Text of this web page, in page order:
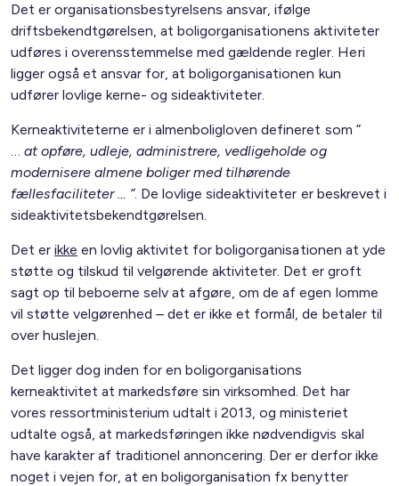
Det er organisationsbestyrelsens ansvar, ifølge
driftsbekendtgørelsen, at boligorganisationens aktiviteter
udføres i overensstemmelse med gældende regler. Heri
ligger også et ansvar for, at boligorganisationen kun
udfører lovlige kerne- og sideaktiviteter.
Kerneaktiviteterne er i almenboligloven defineret som ”
…at opføre, udleje, administrere, vedligeholde og
modernisere almene boliger med tilhørende
fællesfaciliteter … ”. De lovlige sideaktiviteter er beskrevet i
sideaktivitetsbekendtgørelsen.
Det erikke en lovlig aktivitet for boligorganisationen at yde
støtte og tilskud til velgørende aktiviteter. Det er groft
sagt op til beboerne selv at afgøre, om de af egen lomme
vil støtte velgørenhed – det er ikke et formål, de betaler til
over huslejen.
Det ligger dog inden for en boligorganisations
kerneaktivitet at markedsføre sin virksomhed. Det har
vores ressortministerium udtalt i 2013, og ministeriet
udtalte også, at markedsføringen ikke nødvendigvis skal
have karakter af traditionel annoncering. Der er derfor ikke
noget i vejen for, at en boligorganisation fx benytter